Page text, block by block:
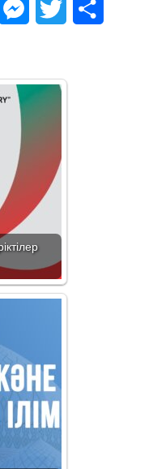
Mail.Ru Messenger
Twitter